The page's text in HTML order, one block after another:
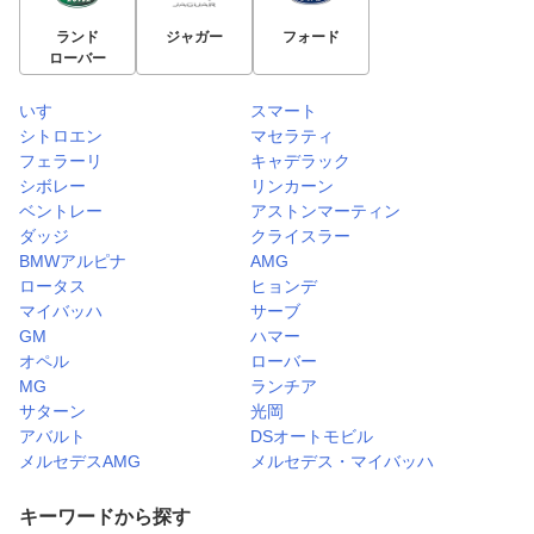
ランド
ローバー
ジャガー フォード
いすゞ
スマート
シトロエン
マセラティ
フェラーリ
キャデラック
シボレー
リンカーン
ベントレー
アストンマーティン
ダッジ
クライスラー
BMWアルピナ
AMG
ロータス
ヒョンデ
マイバッハ
サーブ
GM
ハマー
オペル
ローバー
MG
ランチア
サターン
光岡
アバルト
DSオートモビル
メルセデスAMG
メルセデス・マイバッハ
キーワードから探す